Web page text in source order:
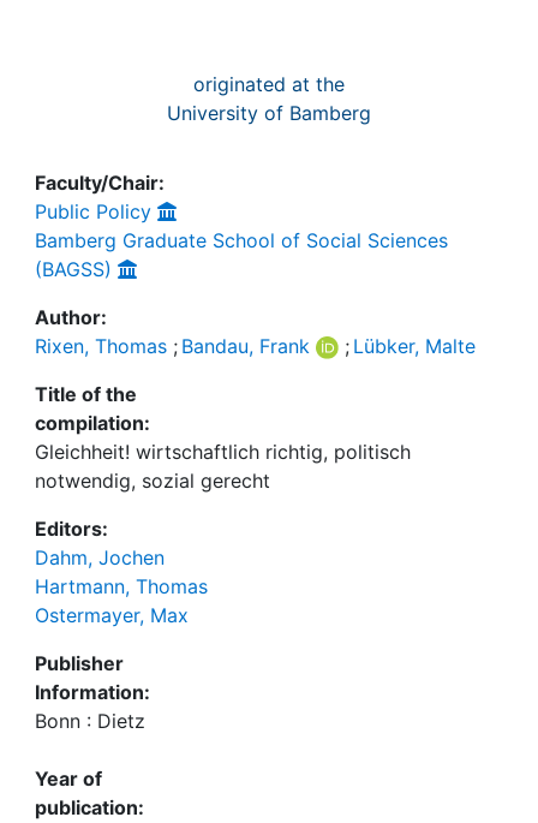
originated at the
University of Bamberg
Faculty/Chair:
Public Policy
Bamberg Graduate School of Social Sciences
(BAGSS)
Author:
Rixen, Thomas ; Bandau, Frank ; Lübker, Malte
Title of the
compilation:
Gleichheit! wirtschaftlich richtig, politisch
notwendig, sozial gerecht
Editors:
Dahm, Jochen
Hartmann, Thomas
Ostermayer, Max
Publisher
Information:
Bonn : Dietz
Year of
publication: